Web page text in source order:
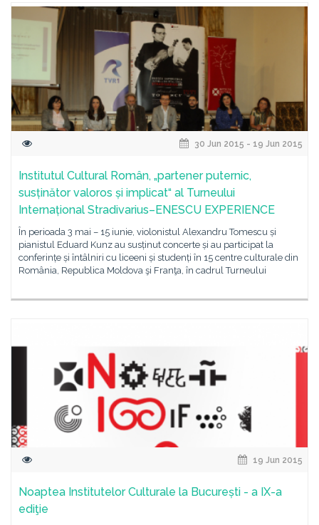
30 Jun 2015 - 19 Jun 2015
Institutul Cultural Român, „partener puternic,
susținător valoros și implicat“ al Turneului
Internațional Stradivarius–ENESCU EXPERIENCE
În perioada 3 mai – 15 iunie, violonistul Alexandru Tomescu și
pianistul Eduard Kunz au susținut concerte și au participat la
conferințe și întâlniri cu liceeni și studenți în 15 centre culturale din
România, Republica Moldova şi Franţa, în cadrul Turneului
19 Jun 2015
Noaptea Institutelor Culturale la București - a IX-a
ediţie